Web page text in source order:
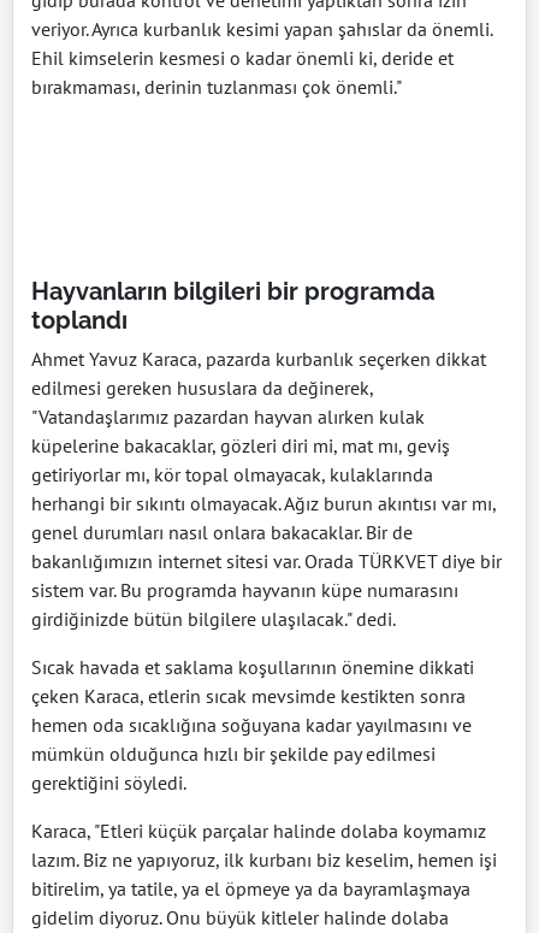
veriyor. Ayrıca kurbanlık kesimi yapan şahıslar da önemli.
Ehil kimselerin kesmesi o kadar önemli ki, deride et
bırakmaması, derinin tuzlanması çok önemli."
Hayvanların bilgileri bir programda
toplandı
Ahmet Yavuz Karaca, pazarda kurbanlık seçerken dikkat
edilmesi gereken hususlara da değinerek,
"Vatandaşlarımız pazardan hayvan alırken kulak
küpelerine bakacaklar, gözleri diri mi, mat mı, geviş
getiriyorlar mı, kör topal olmayacak, kulaklarında
herhangi bir sıkıntı olmayacak. Ağız burun akıntısı var mı,
genel durumları nasıl onlara bakacaklar. Bir de
bakanlığımızın internet sitesi var. Orada TÜRKVET diye bir
sistem var. Bu programda hayvanın küpe numarasını
girdiğinizde bütün bilgilere ulaşılacak." dedi.
Sıcak havada et saklama koşullarının önemine dikkati
çeken Karaca, etlerin sıcak mevsimde kestikten sonra
hemen oda sıcaklığına soğuyana kadar yayılmasını ve
mümkün olduğunca hızlı bir şekilde pay edilmesi
gerektiğini söyledi.
Karaca, "Etleri küçük parçalar halinde dolaba koymamız
lazım. Biz ne yapıyoruz, ilk kurbanı biz keselim, hemen işi
bitirelim, ya tatile, ya el öpmeye ya da bayramlaşmaya
gidelim diyoruz. Onu büyük kitleler halinde dolaba